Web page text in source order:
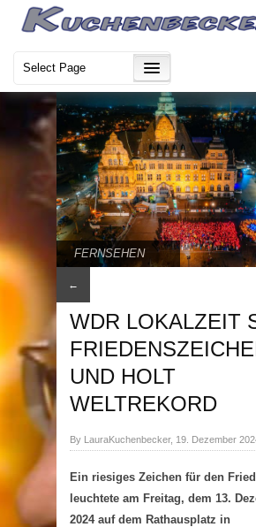
FERNSEHEN
←
WDR LOKALZEIT
UND HOLT
WELTREKORD
By LauraKuchenbecker, 19. Dezember
Ein riesiges Zeichen für den
leuchtete am Freitag, dem 13.
2024 auf dem Rathausplatz in